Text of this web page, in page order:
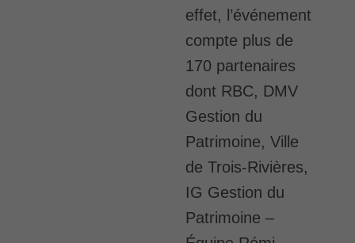
effet, l’événement
compte plus de
170 partenaires
dont RBC, DMV
Gestion du
Patrimoine, Ville
de Trois-Rivières,
IG Gestion du
Patrimoine –